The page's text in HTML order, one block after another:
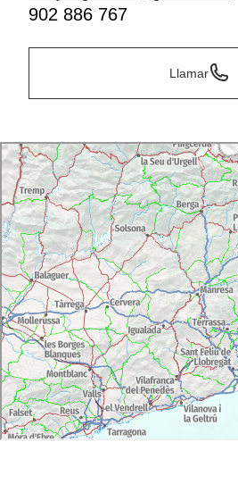
902 886 767
Llamar